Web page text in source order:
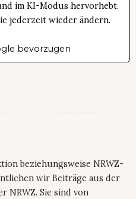
im KI-Modus hervorhebt.
jederzeit wieder ändern.
bevorzugen
beziehungsweise NRWZ-
wir Beiträge aus der
NRWZ. Sie sind von